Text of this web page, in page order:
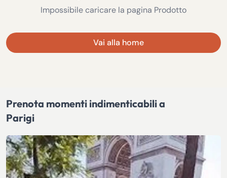
Impossibile caricare la pagina Prodotto
Vai alla home
Prenota momenti indimenticabili a
Parigi